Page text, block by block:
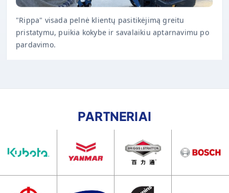
"Rippa" visada pelnė klientų pasitikėjimą greitu
pristatymu, puikia kokybe ir savalaikiu aptarnavimu po
pardavimo.
PARTNERIAI